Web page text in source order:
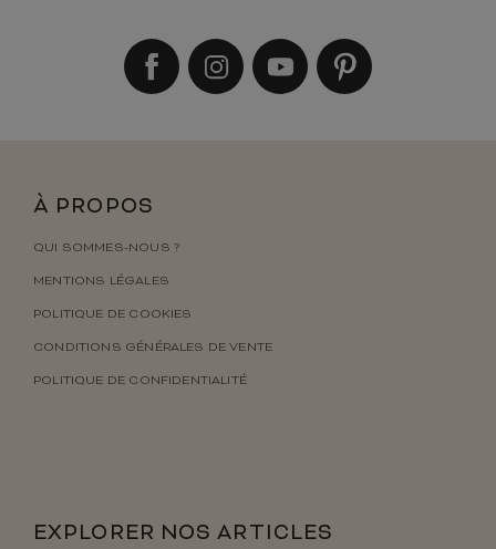
À PROPOS
QUI SOMMES-NOUS ?
MENTIONS LÉGALES
POLITIQUE DE COOKIES
CONDITIONS GÉNÉRALES DE VENTE
POLITIQUE DE CONFIDENTIALITÉ
EXPLORER NOS ARTICLES